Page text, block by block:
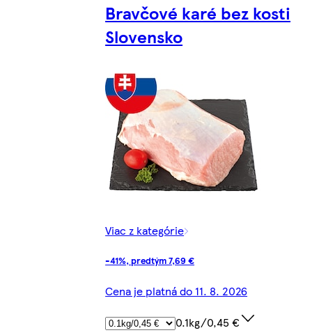
Bravčové karé bez kosti
Slovensko
Viac z kategórie
-41%, predtým 7,69 €
Cena je platná do 11. 8. 2026
0.1kg/0,45 €